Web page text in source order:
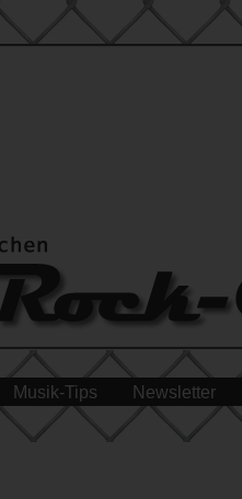
Musik-Tips Newsletter